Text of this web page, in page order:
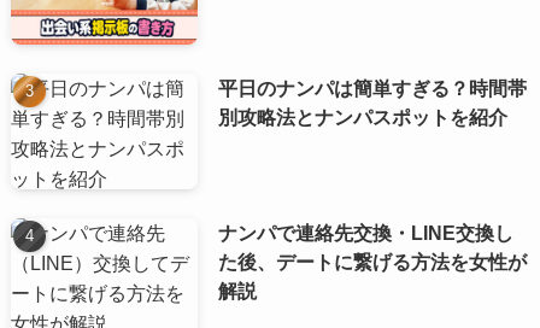
平日のナンパは簡単すぎる？時間帯
別攻略法とナンパスポットを紹介
ナンパで連絡先交換・LINE交換し
た後、デートに繋げる方法を女性が
解説